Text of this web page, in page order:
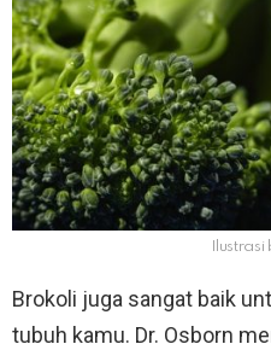
Brokoli juga sangat baik
tubuh kamu. Dr. Osborn